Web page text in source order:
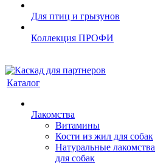
Для птиц и грызунов
Коллекция ПРОФИ
Каталог
Лакомства
Витамины
Кости из жил для собак
Натуральные лакомства
для собак